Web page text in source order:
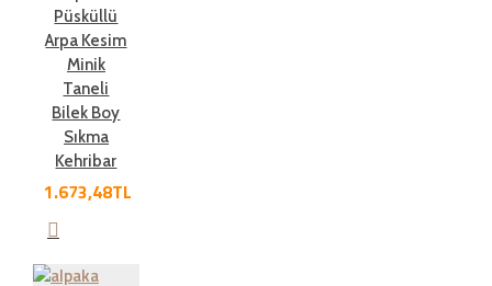
Püsküllü
Arpa Kesim
Minik
Taneli
Bilek Boy
Sıkma
Kehribar
1.673,48TL